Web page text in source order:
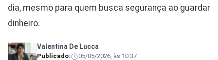
dia, mesmo para quem busca segurança ao guardar
dinheiro.
Valentina De Lucca
Publicado: 05/05/2026, às 10:37